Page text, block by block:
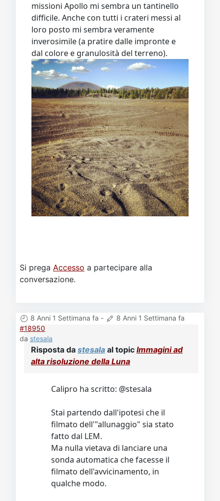
missioni Apollo mi sembra un tantinello
difficile. Anche con tutti i crateri messi al
loro posto mi sembra veramente
inverosimile (a pratire dalle impronte e
dal colore e granulosità del terreno).
Si prega Accesso a partecipare alla
conversazione.
8 Anni 1 Settimana fa -
8 Anni 1 Settimana fa
#18950
da stesala
Risposta da stesala al topic Immagini ad
alta risoluzione della Luna
Calipro ha scritto: @stesala
Stai partendo dall'ipotesi che il
filmato dell'"allunaggio" sia stato
fatto dal LEM.
Ma nulla vietava di lanciare una
sonda automatica che facesse il
filmato dell'avvicinamento, in
qualche modo.